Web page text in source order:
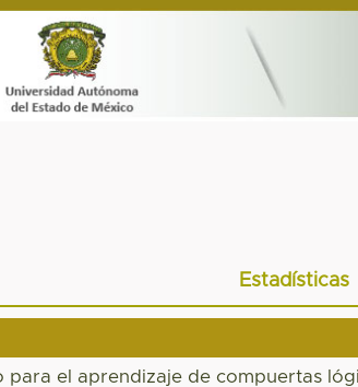
Estadísticas
para el aprendizaje de compuertas